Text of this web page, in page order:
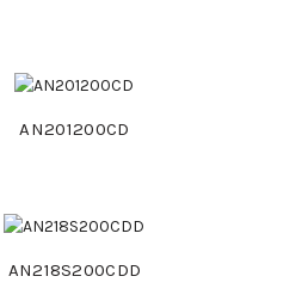
AN201200CD
AN218S200CDD